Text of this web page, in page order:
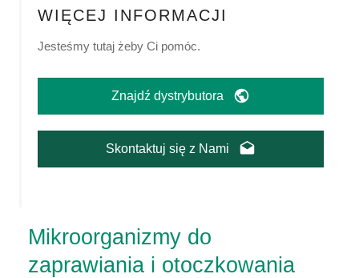
WIĘCEJ INFORMACJI
Jesteśmy tutaj żeby Ci pomóc.
Znajdź dystrybutora
Skontaktuj się z Nami
Mikroorganizmy do
zaprawiania i otoczkowania